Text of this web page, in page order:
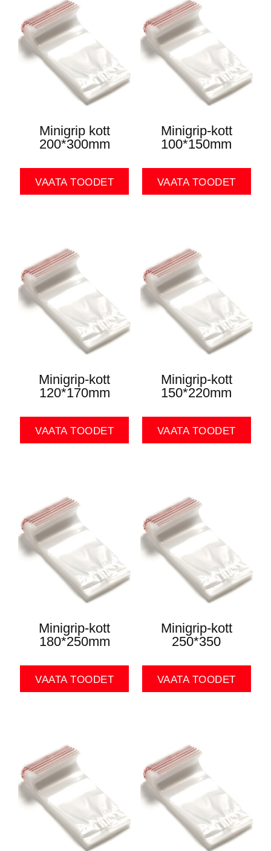
Minigrip kott
200*300mm
VAATA TOODET
Minigrip-kott
100*150mm
VAATA TOODET
Minigrip-kott
120*170mm
VAATA TOODET
Minigrip-kott
150*220mm
VAATA TOODET
Minigrip-kott
180*250mm
VAATA TOODET
Minigrip-kott
250*350
VAATA TOODET